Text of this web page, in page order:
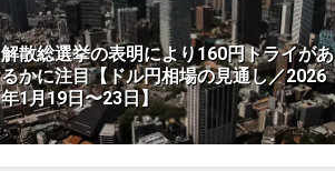
解散総選挙の表明により160円トライがあ
るかに注目【ドル円相場の見通し／2026
年1月19日〜23日】